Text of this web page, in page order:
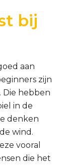
bij
aan
zijn
Die hebben
in de
denken
wind.
vooral
die het